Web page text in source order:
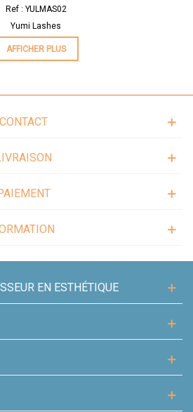
Ref : YULMAS02
Yumi Lashes
AFFICHER PLUS
CONTACT
EN ESTHÉTIQUE